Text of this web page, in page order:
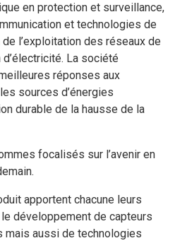
en protection et surveillance,
et technologies de
l’exploitation des réseaux de
La société
réponses aux
sources d’énergies
durable de la hausse de la
focalisés sur l’avenir en
apportent chacune leurs
développement de capteurs
aussi de technologies